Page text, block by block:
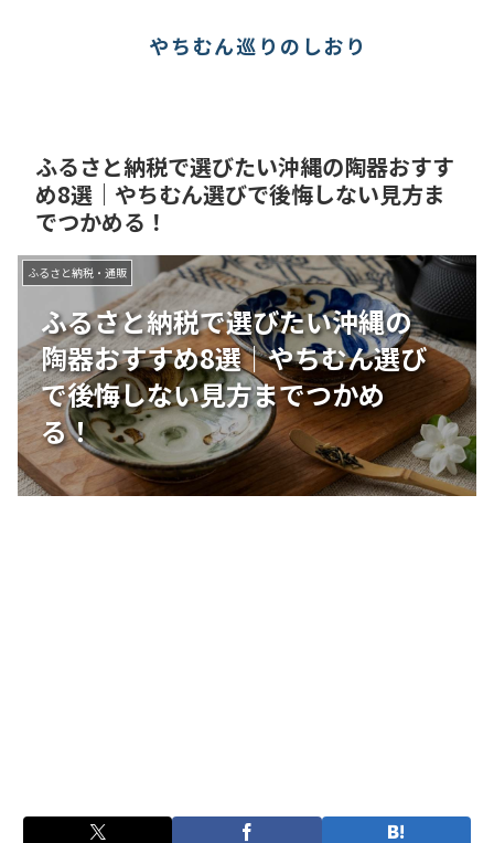
やちむん巡りのしおり
ふるさと納税で選びたい沖縄の陶器おすす
め8選｜やちむん選びで後悔しない見方ま
でつかめる！
ふるさと納税で選びたい沖縄の
陶器おすすめ8選｜やちむん選び
で後悔しない見方までつかめ
る！
ふるさと納税・通販